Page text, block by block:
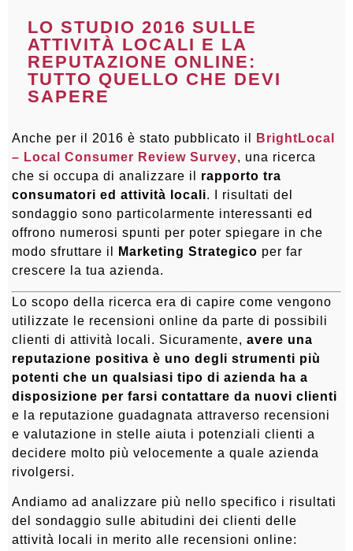
LO STUDIO 2016 SULLE
ATTIVITÀ LOCALI E LA
REPUTAZIONE ONLINE:
TUTTO QUELLO CHE DEVI
SAPERE
Anche per il 2016 è stato pubblicato il
BrightLocal
– Local Consumer Review Survey, una ricerca
che si occupa di analizzare il rapporto tra
consumatori ed attività locali. I risultati del
sondaggio sono particolarmente interessanti ed
offrono numerosi spunti per poter spiegare in che
modo sfruttare il
Marketing Strategico per far
crescere la tua azienda.
Lo scopo della ricerca era di capire come vengono
utilizzate le recensioni online da parte di possibili
clienti di attività locali. Sicuramente, avere una
reputazione positiva è uno degli strumenti più
potenti che un qualsiasi tipo di azienda ha a
disposizione per farsi contattare da nuovi clienti
e la reputazione guadagnata attraverso recensioni
e valutazione in stelle aiuta i potenziali clienti a
decidere molto più velocemente a quale azienda
rivolgersi.
Andiamo ad analizzare più nello specifico i risultati
del sondaggio sulle abitudini dei clienti delle
attività locali in merito alle recensioni online: